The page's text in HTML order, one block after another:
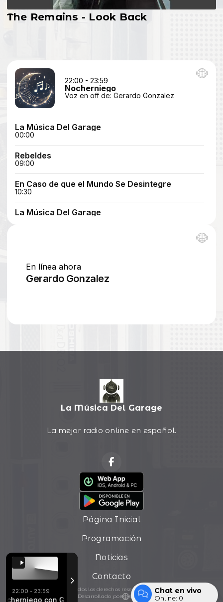
22:00 - 23:59
con Gerardo Gonzalez
- Full Moon
The Remains - Look Back
La Música Del Garage
La mejor radio online en español.
Página Inicial
Programación
Noticias
Contacto
Todos los derechos reservados.
Desarrollado por
Chat en vivo
Online: 0